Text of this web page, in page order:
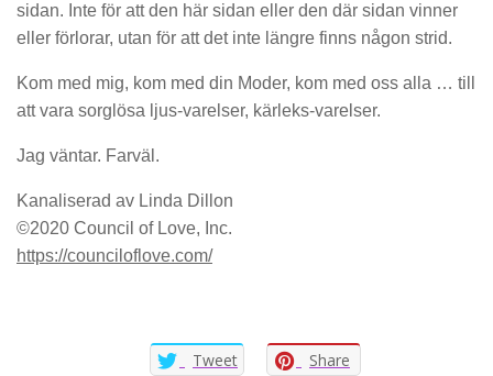
sidan. Inte för att den här sidan eller den där sidan vinner
eller förlorar, utan för att det inte längre finns någon strid.
Kom med mig, kom med din Moder, kom med oss alla … till
att vara sorglösa ljus-varelser, kärleks-varelser.
Jag väntar. Farväl.
Kanaliserad av Linda Dillon
©2020 Council of Love, Inc.
https://counciloflove.com/
Tweet Share